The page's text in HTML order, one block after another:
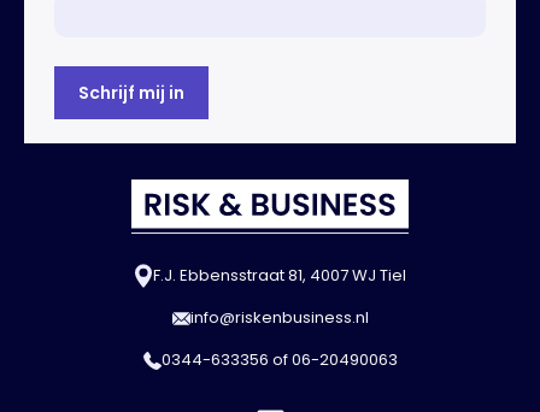
F.J. Ebbensstraat 81, 4007 WJ Tiel
info@riskenbusiness.nl
0344-633356 of06-20490063